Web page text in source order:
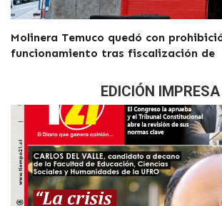
Molinera Temuco quedó con
funcionamiento tras fiscalización de
EDICIÓN IMPRESA